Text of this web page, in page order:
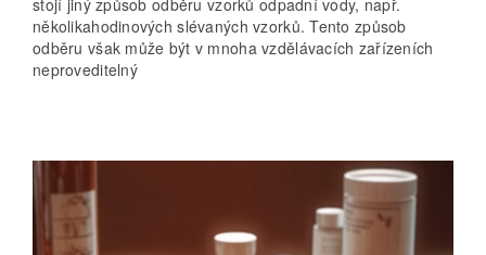
několikahodinových slévaných vzorků. Tento způsob
odběru však může být v mnoha vzdělávacích zařízeních
neproveditelný